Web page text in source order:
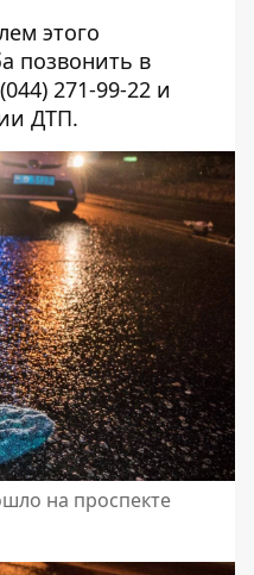
этого
позвонить в
271-99-22 и
ДТП.
на проспекте